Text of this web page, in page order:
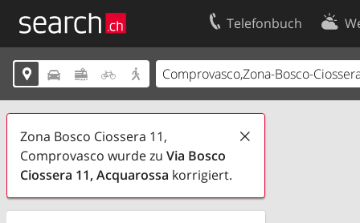
Telefonbuch
    
Zona Bosco Ciossera 11,
Comprovasco wurde zu Via Bosco
Ciossera 11, Acquarossa korrigiert.
Ihr Eintrag
Kundencenter Geschäftskunden
Kontakt